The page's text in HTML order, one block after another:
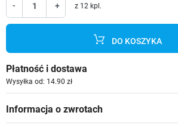
- + z 12 kpl.
DO KOSZYKA
Płatność i dostawa
Wysyłka od: 14.90 zł
Informacja o zwrotach